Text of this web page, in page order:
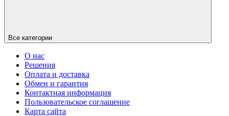
Все категории
О нас
Решения
Оплата и доставка
Обмен и гарантия
Контактная информация
Пользовательское соглашение
Карта сайта